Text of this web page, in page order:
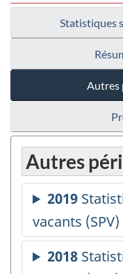
Statistiques
Autres
Autres